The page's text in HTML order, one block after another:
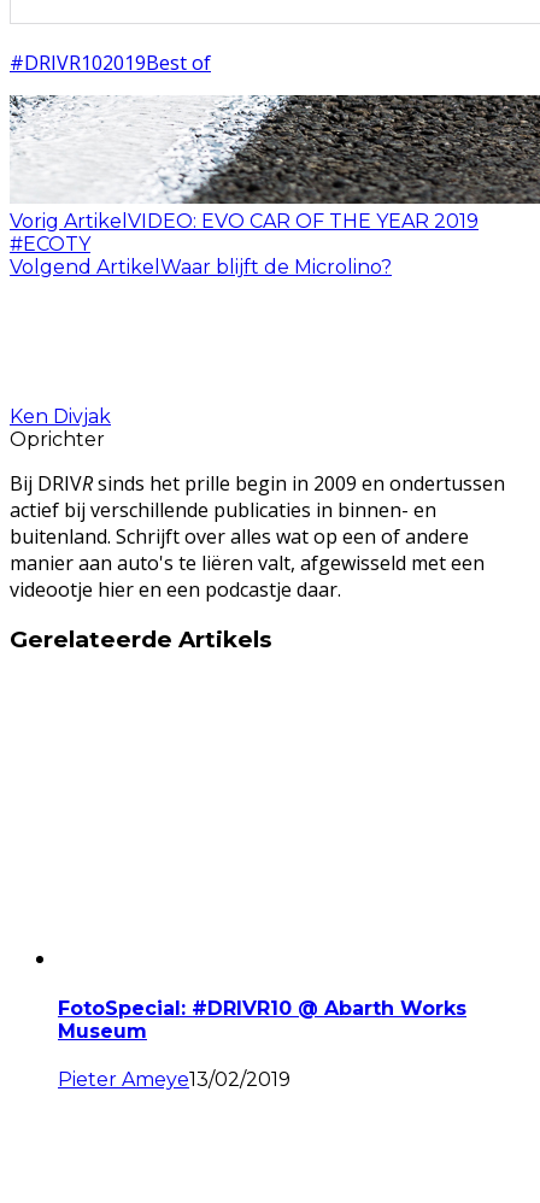
#DRIVR102019Best of
Vorig Artikel VIDEO: EVO CAR OF THE YEAR 2019
#ECOTY
Volgend Artikel Waar blijft de Microlino?
Ken Divjak
Oprichter
Bij DRIVRsinds het prille begin in 2009 en ondertussen
actief bij verschillende publicaties in binnen- en
buitenland. Schrijft over alles wat op een of andere
manier aan auto's te liëren valt, afgewisseld met een
videootje hier en een podcastje daar.
Gerelateerde Artikels
FotoSpecial: #DRIVR10 @ Abarth Works
Museum
Pieter Ameye13/02/2019